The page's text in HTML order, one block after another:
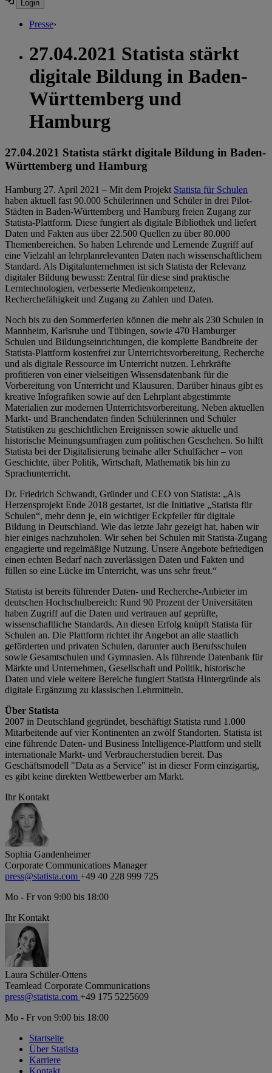
Presse›
27.04.2021 Statista stärkt
digitale Bildung in Baden-
Württemberg und
Hamburg
27.04.2021 Statista stärkt digitale Bildung in Baden-
Württemberg und Hamburg
Hamburg 27. April 2021 – Mit dem Projekt Statista für Schulen
haben aktuell fast 90.000 Schülerinnen und Schüler in drei Pilot-
Städten in Baden-Württemberg und Hamburg freien Zugang zur
Statista-Plattform. Diese fungiert als digitale Bibliothek und liefert
Daten und Fakten aus über 22.500 Quellen zu über 80.000
Themenbereichen. So haben Lehrende und Lernende Zugriff auf
eine Vielzahl an lehrplanrelevanten Daten nach wissenschaftlichem
Standard. Als Digitalunternehmen ist sich Statista der Relevanz
digitaler Bildung bewusst: Zentral für diese sind praktische
Lerntechnologien, verbesserte Medienkompetenz,
Recherchefähigkeit und Zugang zu Zahlen und Daten.
Noch bis zu den Sommerferien können die mehr als 230 Schulen in
Mannheim, Karlsruhe und Tübingen, sowie 470 Hamburger
Schulen und Bildungseinrichtungen, die komplette Bandbreite der
Statista-Plattform kostenfrei zur Unterrichtsvorbereitung, Recherche
und als digitale Ressource im Unterricht nutzen. Lehrkräfte
profitieren von einer vielseitigen Wissensdatenbank für die
Vorbereitung von Unterricht und Klausuren. Darüber hinaus gibt es
kreative Infografiken sowie auf den Lehrplant abgestimmte
Materialien zur modernen Unterrichtsvorbereitung. Neben aktuellen
Markt- und Branchendaten finden Schülerinnen und Schüler
Statistiken zu geschichtlichen Ereignissen sowie aktuelle und
historische Meinungsumfragen zum politischen Geschehen. So hilft
Statista bei der Digitalisierung beinahe aller Schulfächer – von
Geschichte, über Politik, Wirtschaft, Mathematik bis hin zu
Sprachunterricht.
Dr. Friedrich Schwandt, Gründer und CEO von Statista: „Als
Herzensprojekt Ende 2018 gestartet, ist die Initiative „Statista für
Schulen“, mehr denn je, ein wichtiger Eckpfeiler für digitale
Bildung in Deutschland. Wie das letzte Jahr gezeigt hat, haben wir
hier einiges nachzuholen. Wir sehen bei Schulen mit Statista-Zugang
engagierte und regelmäßige Nutzung. Unsere Angebote befriedigen
einen echten Bedarf nach zuverlässigen Daten und Fakten und
füllen so eine Lücke im Unterricht, was uns sehr freut.“
Statista ist bereits führender Daten- und Recherche-Anbieter im
deutschen Hochschulbereich: Rund 90 Prozent der Universitäten
haben Zugriff auf die Daten und vertrauen auf geprüfte,
wissenschaftliche Standards. An diesen Erfolg knüpft Statista für
Schulen an. Die Plattform richtet ihr Angebot an alle staatlich
geförderten und privaten Schulen, darunter auch Berufsschulen
sowie Gesamtschulen und Gymnasien. Als führende Datenbank für
Märkte und Unternehmen, Gesellschaft und Politik, historische
Daten und viele weitere Bereiche fungiert Statista Hintergründe als
digitale Ergänzung zu klassischen Lehrmitteln.
Über Statista
2007 in Deutschland gegründet, beschäftigt Statista rund 1.000
Mitarbeitende auf vier Kontinenten an zwölf Standorten. Statista ist
eine führende Daten- und Business Intelligence-Plattform und stellt
internationale Markt- und Verbraucherstudien bereit. Das
Geschäftsmodell "Data as a Service" ist in dieser Form einzigartig,
es gibt keine direkten Wettbewerber am Markt.
Ihr Kontakt
Sophia Gandenheimer
Corporate Communications Manager
press@statista.com +49 40 228 999 725
Mo - Fr von 9:00 bis 18:00
Ihr Kontakt
Laura Schüler-Ottens
Teamlead Corporate Communications
press@statista.com +49 175 5225609
Mo - Fr von 9:00 bis 18:00
Startseite
Über Statista
Karriere
Kontakt